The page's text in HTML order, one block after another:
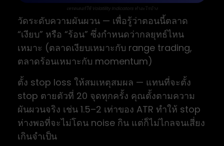
เทรดเดอร์ใช้ Volatility Indicators ทำอะไรบ้าง
วัดระดับความผันผวน — เพื่อรู้ว่าตอนนี้ตลาด
“เงียบ” หรือ “ร้อน” ซึ่งกำหนดว่ากลยุทธ์ไหน
เหมาะ (ตลาดเงียบเหมาะกับ range trading,
ตลาดร้อนเหมาะกับ momentum)
ตั้ง stop loss ให้สมเหตุสมผล — แทนที่จะตั้ง
stop ตายตัวที่ 20 จุดทุกครั้ง คุณตั้งตามความ
ผันผวนจริง เช่น 1.5–2 เท่าของ ATR ทำให้ stop
ห่างพอที่จะไม่โดน noise กิน แต่ก็ไม่ไกลจนเสี่ยง
เกินจำเป็น